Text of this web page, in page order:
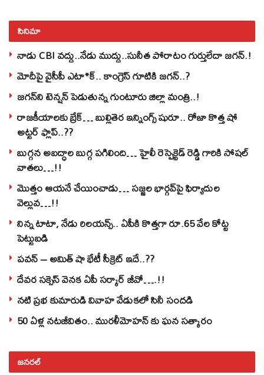
సినిమా
నాడు CBI వద్దు..నేడు ముద్దు..సునీత పోరాటం గుర్తులేదా జగన్.!
మోదీపై వైసీపీ ఎటా*క్.. కాంగ్రెస్ గూటికి జగన్..?
జగన్‌ని టెన్షన్‌ పెడుతున్న గుంటూరు జిల్లా మంత్రి..!
రాజకీయాలకు బ్రేక్… బుల్లితెర ఇన్నింగ్స్ షురూ.. రోజా కొత్త షో
అట్టర్ ఫ్లాప్..??
బుగ్గన అబద్ధాల బుగ్గ పగిలింది… హైలీ రెస్పెక్టెడ్‌ రెడ్డి గారికి సోషల్‌
వాతలు…!!
మొత్తం ఆయనే చేయించాడు… సజ్జల భార్గవ్‌పై ఫిర్యాదుల
వెల్లువ…!!
నిన్న టాటా, నేడు రిలయన్స్.. ఏపీకి కొత్తగా రూ.65 వేల కోట్ట
పెట్టుబడి
పవన్‌ – అమిత్‌ షా భేటీ సీక్రెట్‌ ఇదే..??
దేవర సక్సెస్‌ వెనక ఏపీ సర్కార్‌ జీవో….!!
నటి ప్రభ కుమారుడి వివాహ వేడుకలో సినీ సందడి
50 ఏళ్ల నటజీవితం.. మురళీమోహన్ కు ఘన సత్కారం
జనరల్